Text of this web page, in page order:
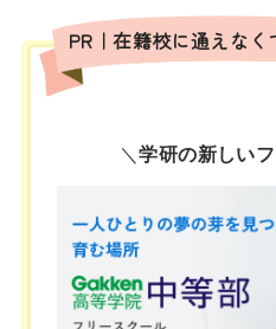
PR｜在籍校に通えなく
＼学研の新しい